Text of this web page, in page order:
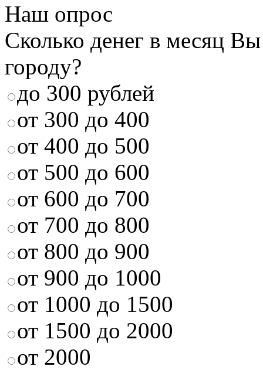
Наш опрос
Сколько денег в месяц
городу?
до 300 рублей
от 300 до 400
от 400 до 500
от 500 до 600
от 600 до 700
от 700 до 800
от 800 до 900
от 900 до 1000
от 1000 до 1500
от 1500 до 2000
от 2000